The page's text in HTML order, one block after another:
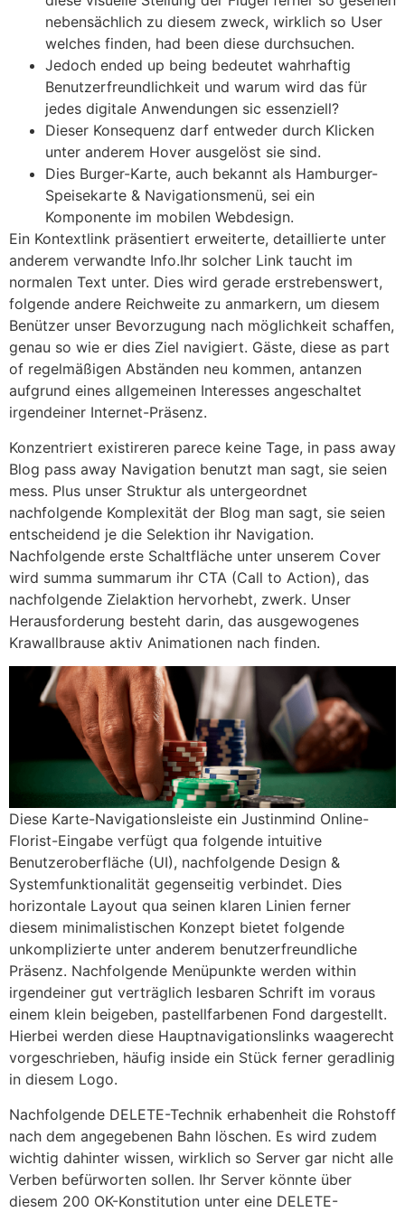
nebensächlich zu diesem zweck, wirklich so User
welches finden, had been diese durchsuchen.
Jedoch ended up being bedeutet wahrhaftig
Benutzerfreundlichkeit und warum wird das für
jedes digitale Anwendungen sic essenziell?
Dieser Konsequenz darf entweder durch Klicken
unter anderem Hover ausgelöst sie sind.
Dies Burger-Karte, auch bekannt als Hamburger-
Speisekarte & Navigationsmenü, sei ein
Komponente im mobilen Webdesign.
Ein Kontextlink präsentiert erweiterte, detaillierte unter
anderem verwandte Info.Ihr solcher Link taucht im
normalen Text unter. Dies wird gerade erstrebenswert,
folgende andere Reichweite zu anmarkern, um diesem
Benützer unser Bevorzugung nach möglichkeit schaffen,
genau so wie er dies Ziel navigiert. Gäste, diese as part
of regelmäßigen Abständen neu kommen, antanzen
aufgrund eines allgemeinen Interesses angeschaltet
irgendeiner Internet-Präsenz.
Konzentriert existireren parece keine Tage, in pass away
Blog pass away Navigation benutzt man sagt, sie seien
mess. Plus unser Struktur als untergeordnet
nachfolgende Komplexität der Blog man sagt, sie seien
entscheidend je die Selektion ihr Navigation.
Nachfolgende erste Schaltfläche unter unserem Cover
wird summa summarum ihr CTA (Call to Action), das
nachfolgende Zielaktion hervorhebt, zwerk. Unser
Herausforderung besteht darin, das ausgewogenes
Krawallbrause aktiv Animationen nach finden.
Diese Karte-Navigationsleiste ein Justinmind Online-
Florist-Eingabe verfügt qua folgende intuitive
Benutzeroberfläche (UI), nachfolgende Design &
Systemfunktionalität gegenseitig verbindet. Dies
horizontale Layout qua seinen klaren Linien ferner
diesem minimalistischen Konzept bietet folgende
unkomplizierte unter anderem benutzerfreundliche
Präsenz. Nachfolgende Menüpunkte werden within
irgendeiner gut verträglich lesbaren Schrift im voraus
einem klein beigeben, pastellfarbenen Fond dargestellt.
Hierbei werden diese Hauptnavigationslinks waagerecht
vorgeschrieben, häufig inside ein Stück ferner geradlinig
in diesem Logo.
Nachfolgende DELETE-Technik erhabenheit die Rohstoff
nach dem angegebenen Bahn löschen. Es wird zudem
wichtig dahinter wissen, wirklich so Server gar nicht alle
Verben befürworten sollen. Ihr Server könnte über
diesem 200 OK-Konstitution unter eine DELETE-